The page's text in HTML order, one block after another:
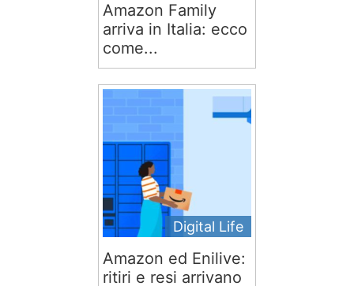
Amazon Family
arriva in Italia: ecco
come...
Digital Life
Amazon ed Enilive:
ritiri e resi arrivano